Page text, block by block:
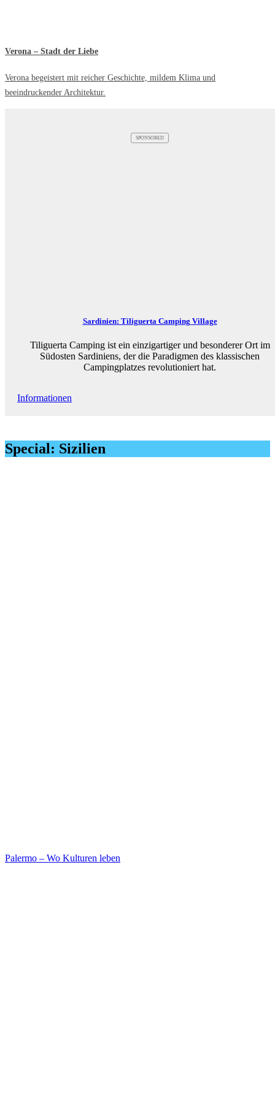
Verona – Stadt der Liebe
Verona begeistert mit reicher Geschichte, mildem Klima und
beeindruckender Architektur.
SPONSORED
Sardinien: Tiliguerta Camping Village
Tiliguerta Camping ist ein einzigartiger und besonderer Ort im
Südosten Sardiniens, der die Paradigmen des klassischen
Campingplatzes revolutioniert hat.
Informationen
Special: Sizilien
Palermo – Wo Kulturen leben